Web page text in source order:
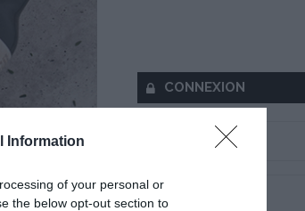
Information
of your personal or
the below opt-out section to
CONNEXION